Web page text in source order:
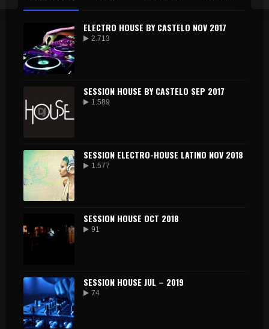
ELECTRO HOUSE BY CASTELO NOV 2017
2.713
SESSION HOUSE BY CASTELO SEP 2017
1.589
SESSION ELECTRO-HOUSE LATINO NOV 2018
1.577
SESSION HOUSE OCT 2018
91
SESSION HOUSE JUL – 2019
74